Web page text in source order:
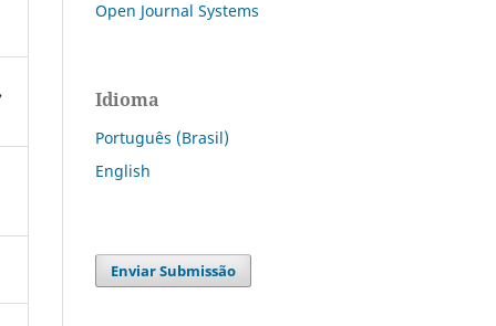
Open Journal Systems
Idioma
Português (Brasil)
English
Enviar Submissão